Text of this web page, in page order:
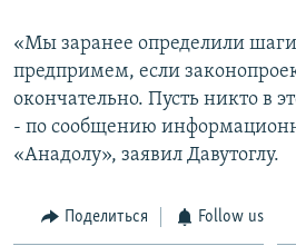
«Мы заранее определили
предпримем, если
окончательно. Пусть никто в
- по сообщению
«Анадолу», заявил Давутоглу.
Поделиться Follow us